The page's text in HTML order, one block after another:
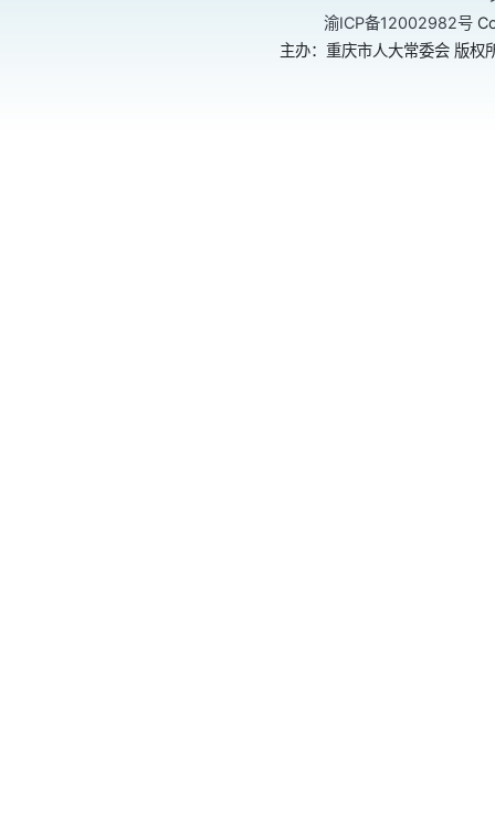
渝ICP备12002982号
主办：重庆市人大常委会 版